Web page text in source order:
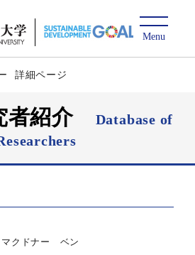
詳細ページ
者紹介
Database of
マクドナー ベン